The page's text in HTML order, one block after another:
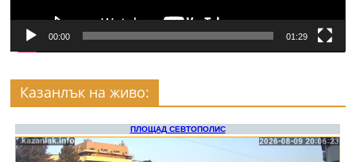
00:00 01:29
Казанлък на живо: